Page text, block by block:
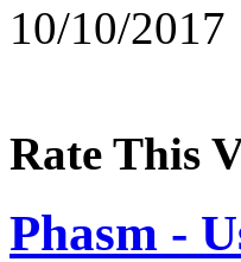
10/10/2017
Rate This
Phasm -